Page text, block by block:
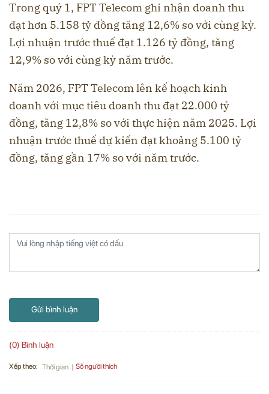
Trong quý 1, FPT Telecom ghi nhận doanh thu
đạt hơn 5.158 tỷ đồng tăng 12,6% so với cùng kỳ.
Lợi nhuận trước thuế đạt 1.126 tỷ đồng, tăng
12,9% so với cùng kỳ năm trước.
Năm 2026, FPT Telecom lên kế hoạch kinh
doanh với mục tiêu doanh thu đạt 22.000 tỷ
đồng, tăng 12,8% so với thực hiện năm 2025. Lợi
nhuận trước thuế dự kiến đạt khoảng 5.100 tỷ
đồng, tăng gần 17% so với năm trước.
Gửi bình luận
(0) Bình luận
Xếp theo: Thời gian Số người thích